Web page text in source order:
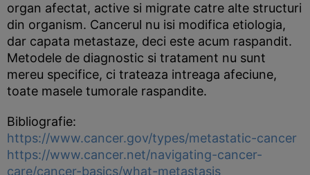
organ afectat, active si migrate catre alte structuri
din organism. Cancerul nu isi modifica etiologia,
dar capata metastaze, deci este acum raspandit.
Metodele de diagnostic si tratament nu sunt
mereu specifice, ci trateaza intreaga afeciune,
toate masele tumorale raspandite.
Bibliografie:
https://www.cancer.gov/types/metastatic-cancer
https://www.cancer.net/navigating-cancer-
care/cancer-basics/what-metastasis